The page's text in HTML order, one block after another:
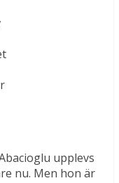
upplevs
nu. Men hon är